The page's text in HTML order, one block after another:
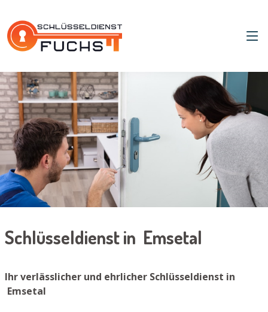
Schlüsseldienst in Emsetal
Ihr verlässlicher und ehrlicher Schlüsseldienst in
Emsetal